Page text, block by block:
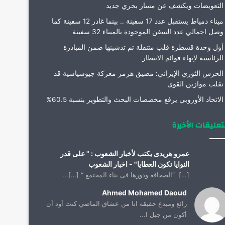
التعويضات ويكشف عن مسار بحري جديد
ميناء دمياط يستقبل عدد 17 سفينة .. بينما غادر 12 سفينة كما
وصل اجمالي عدد السفن الموجودة بالميناء 32 سفينة
أول وحدة قسطرة قلب متنقلة تم تدشينها ضمن المبادرة
الرئاسية لإنهاء قوائم الانتظار
الحرس الثوري الإيراني: مضيق هرمز معركة جيوسياسية قد
تقلب موازين القوى
الاتحاد الأوروبي يرفع مخصصات البحث والتطوير بنسبة 60.5%
الأخيرة
عمرو هريدى يكتب لأخبار الشعوب : " على قدر
النوايا تكون العطايا" - اخبار الشعوب
[…] “الصحافة ودورها فى بناء المجتمع “ […]...
Ahmed Mohamed Daoud
رائع ومبدع حقيقه انا من عشاق الماضي كنت أود أن
أكون من جيل ا...